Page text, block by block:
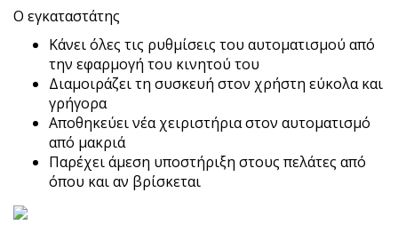
Ο εγκαταστάτης
Κάνει όλες τις ρυθμίσεις του αυτοματισμού από
την εφαρμογή του κινητού του
Διαμοιράζει τη συσκευή στον χρήστη εύκολα και
γρήγορα
Αποθηκεύει νέα χειριστήρια στον αυτοματισμό
από μακριά
Παρέχει άμεση υποστήριξη στους πελάτες από
όπου και αν βρίσκεται